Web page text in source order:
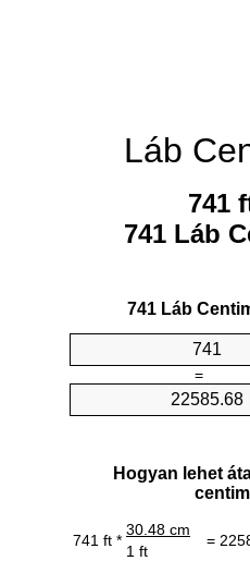
Láb
741
741 Láb
741 Láb
=
Hogyan lehet
741 ft *
30.48 cm
=
1 ft